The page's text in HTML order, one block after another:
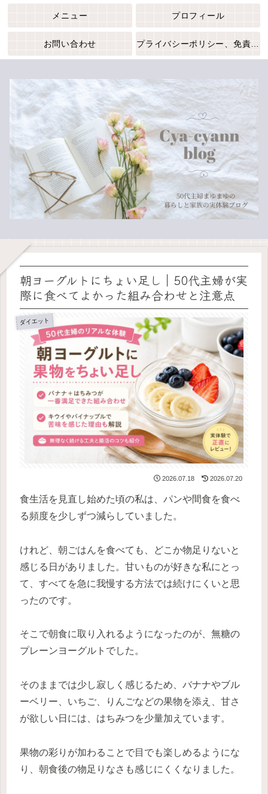
メニュー プロフィール
お問い合わせ
朝ヨーグルトにちょい足し｜50代主婦が実
際に食べてよかった組み合わせと注意点
ダイエット
2026.07.18 2026.07.20
食生活を見直し始めた頃の私は、パンや間食を食べ
る頻度を少しずつ減らしていました。
けれど、朝ごはんを食べても、どこか物足りないと
感じる日がありました。甘いものが好きな私にとっ
て、すべてを急に我慢する方法では続けにくいと思
ったのです。
そこで朝食に取り入れるようになったのが、無糖の
プレーンヨーグルトでした。
そのままでは少し寂しく感じるため、バナナやブル
ーベリー、いちご、りんごなどの果物を添え、甘さ
が欲しい日には、はちみつを少量加えています。
果物の彩りが加わることで目でも楽しめるようにな
り、朝食後の物足りなさも感じにくくなりました。